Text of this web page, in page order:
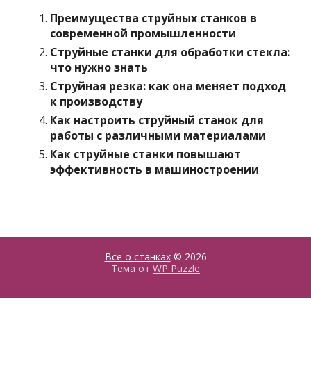
Преимущества струйных станков в
современной промышленности
Струйные станки для обработки стекла:
что нужно знать
Струйная резка: как она меняет подход
к производству
Как настроить струйный станок для
работы с различными материалами
Как струйные станки повышают
эффективность в машиностроении
Все о станках© 2026
Тема от WP Puzzle